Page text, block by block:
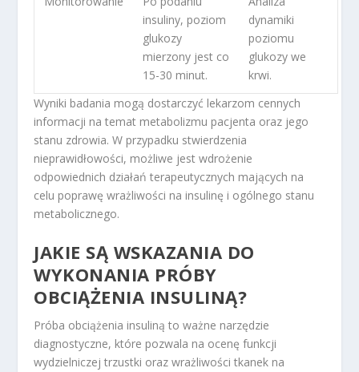
insuliny, poziom
glukozy
mierzony jest co
15-30 minut.
dynamiki
poziomu
glukozy we
krwi.
Wyniki badania mogą dostarczyć lekarzom cennych
informacji na temat metabolizmu pacjenta oraz jego
stanu zdrowia. W przypadku stwierdzenia
nieprawidłowości, możliwe jest wdrożenie
odpowiednich działań terapeutycznych mających na
celu poprawę wrażliwości na insulinę i ogólnego stanu
metabolicznego.
JAKIE SĄ WSKAZANIA DO
WYKONANIA PRÓBY
OBCIĄŻENIA INSULINĄ?
Próba obciążenia insuliną to ważne narzędzie
diagnostyczne, które pozwala na ocenę funkcji
wydzielniczej trzustki oraz wrażliwości tkanek na